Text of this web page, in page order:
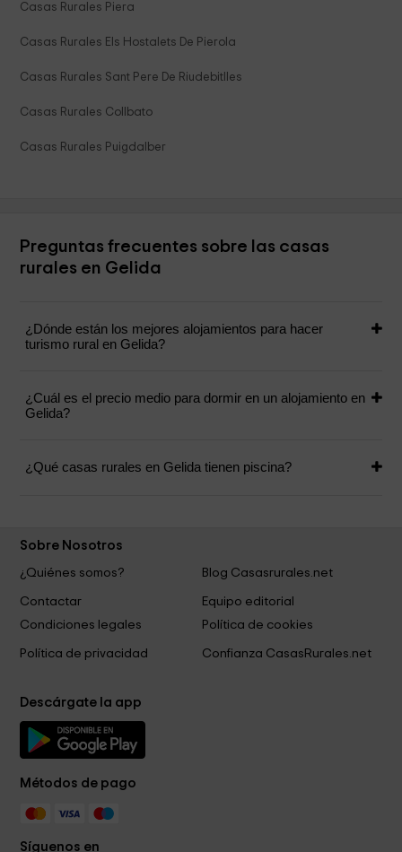
Casas Rurales Piera
Casas Rurales Els Hostalets De Pierola
Casas Rurales Sant Pere De Riudebitlles
Casas Rurales Collbato
Casas Rurales Puigdalber
Preguntas frecuentes sobre las casas
rurales en Gelida
¿Dónde están los mejores alojamientos para hacer
turismo rural en Gelida?
¿Cuál es el precio medio para dormir en un alojamiento en
Gelida?
¿Qué casas rurales en Gelida tienen piscina?
Sobre Nosotros
¿Quiénes somos?
Blog Casasrurales.net
Contactar
Equipo editorial
Condiciones legales
Política de cookies
Política de privacidad Confianza CasasRurales.net
Descárgate la app
Métodos de pago
Síguenos en